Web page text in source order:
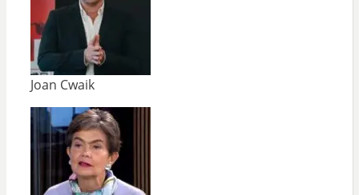
Joan Cwaik